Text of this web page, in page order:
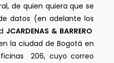
Contáctenos
de quien quiera que se
datos (en adelante los
JCARDENAS & BARRERO
la ciudad de Bogotá en
206, cuyo correo